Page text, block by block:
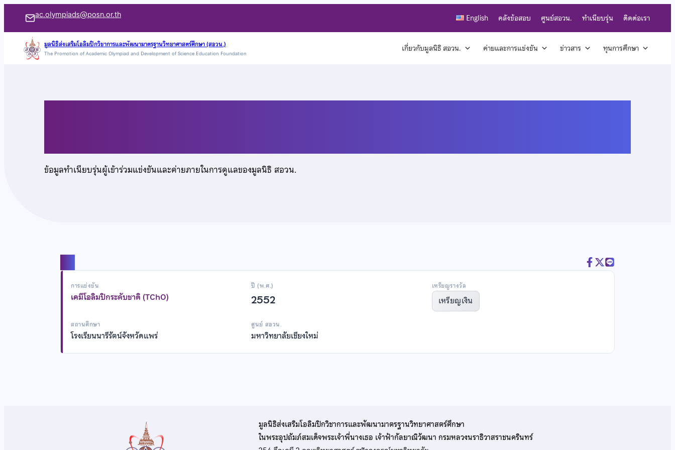
เนื้อหา
ac.olympiads@posn.or.th English คลังข้อสอบ ศูนย์สอวน. ทำเนียบรุ่น ติดต่อเรา
มูลนิธิส่งเสริมโอลิมปิกวิชาการและพัฒนามาตรฐานวิทยาศาสตร์ศึกษา (สอวน.)
The Promotion of Academic Olympiad and Development of Science Education Foundation เกี่ยวกับมูลนิธิ สอวน. ค่ายและการแข่งขัน ข่าวสาร ทุนการศึกษา
ข้อมูลทำเนียบรุ่นผู้เข้าร่วมแข่งขันและค่ายภายในการดูแลของมูลนิธิ สอวน.
การแข่งขัน
เคมีโอลิมปิกระดับชาติ (TChO)
ปี (พ.ศ.)
2552
เหรียญรางวัล
เหรียญเงิน
สถานศึกษา
โรงเรียนนารีรัตน์จังหวัดแพร่
ศูนย์ สอวน.
มหาวิทยาลัยเชียงใหม่
มูลนิธิส่งเสริมโอลิมปิกวิชาการและพัฒนามาตรฐานวิทยาศาสตร์ศึกษา
ในพระอุปถัมภ์สมเด็จพระเจ้าพี่นางเธอ เจ้าฟ้ากัลยาณิวัฒนา กรมหลวงนราธิวาสราชนครินทร์